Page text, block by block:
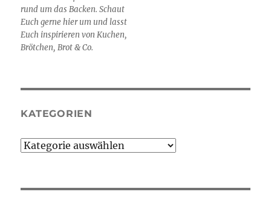
rund um das Backen. Schaut
Euch gerne hier um und lasst
Euch inspirieren von Kuchen,
Brötchen, Brot & Co.
KATEGORIEN
Kategorien